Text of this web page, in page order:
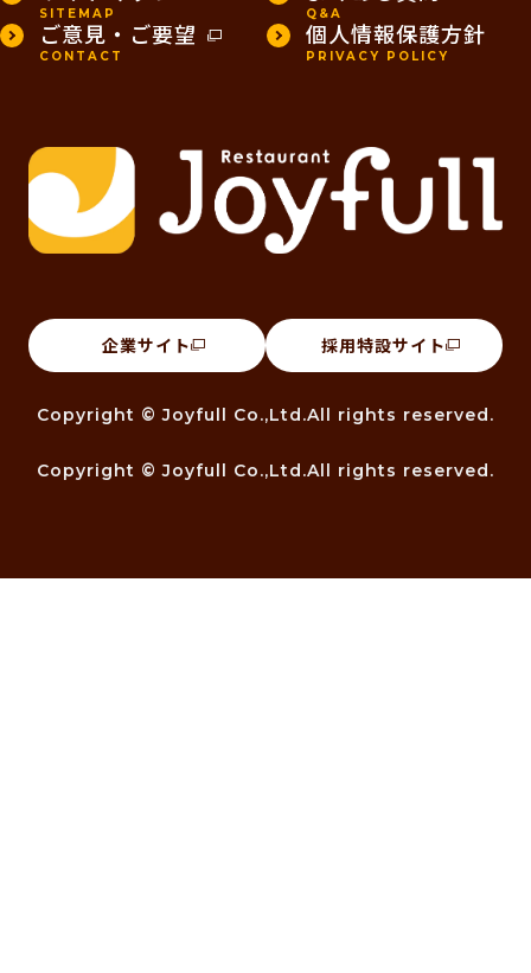
SITEMAP Q&A
ご意見・ご要望
CONTACT
個人情報保護方針
PRIVACY POLICY
企業サイト 採用特設サイト
Copyright © Joyfull Co.,Ltd.All rights reserved.
Copyright © Joyfull Co.,Ltd.All rights reserved.